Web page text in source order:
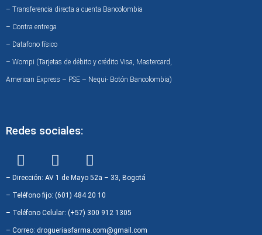
– Transferencia directa a cuenta Bancolombia
– Contra entrega
– Datafono físico
– Wompi (Tarjetas de débito y crédito Visa, Mastercard,
American Express – PSE – Nequi- Botón Bancolombia)
Redes sociales:
F
a
c
e
b
o
I
n
s
t
a
g
W
h
a
t
s
a
– Dirección: AV 1 de Mayo 52a – 33, Bogotá
– Teléfono fijo: (601) 484 20 10
– Teléfono Celular: (+57) 300 912 1305
– Correo: drogueriasfarma.com@gmail.com